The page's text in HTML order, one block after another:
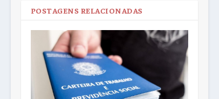
POSTAGENS RELACIONADAS